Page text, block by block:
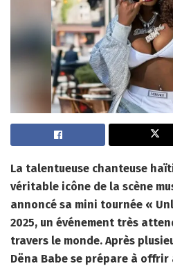
La talentueuse chanteuse
véritable icône de la scène
annoncé sa mini tournée «
2025, un événement très
travers le monde. Après
Dëna Babe se prépare à offrir